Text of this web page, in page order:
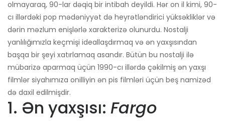
olmayaraq, 90-lar dəqiq bir intibah deyildi. Hər on il kimi, 90-
cı illərdəki pop mədəniyyət də heyrətləndirici yüksəkliklər və
dərin məzlum enişlərlə xarakterizə olunurdu. Nostalji
yanlılığımızla keçmişi ideallaşdırmaq və ən yaxşısından
başqa bir şeyi xatırlamaq asandır. Bütün bu nostalji ilə
mübarizə aparmaq üçün 1990-cı illərdə çəkilmiş ən yaxşı
filmlər siyahımıza onilliyin ən pis filmləri üçün beş namizəd
də daxil edilmişdir.
1. Ən yaxşısı: Fargo